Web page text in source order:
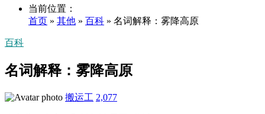
当前位置：
首页 » 其他 » 百科 » 名词解释：雾降高原
百科
名词解释：雾降高原
搬运工 2,077